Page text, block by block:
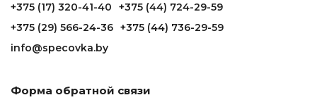
Форма обратной связи
+375 (17) 320-41-40
+375 (44) 724-29-59
+375 (29) 566-24-36 +375 (44) 736-29-59
info@specovka.by